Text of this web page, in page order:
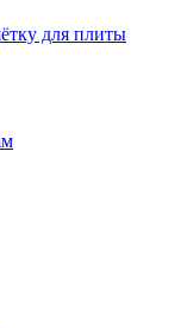
для плиты